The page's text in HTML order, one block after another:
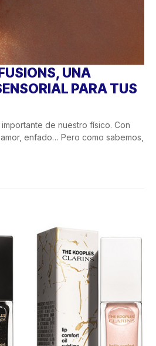
UNA
PARA TUS
de nuestro físico. Con
enfado… Pero como sabemos,